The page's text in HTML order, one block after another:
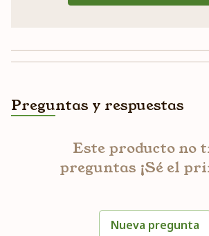
Preguntas y respuestas
Este producto no
preguntas ¡Sé el
Nueva pregunta